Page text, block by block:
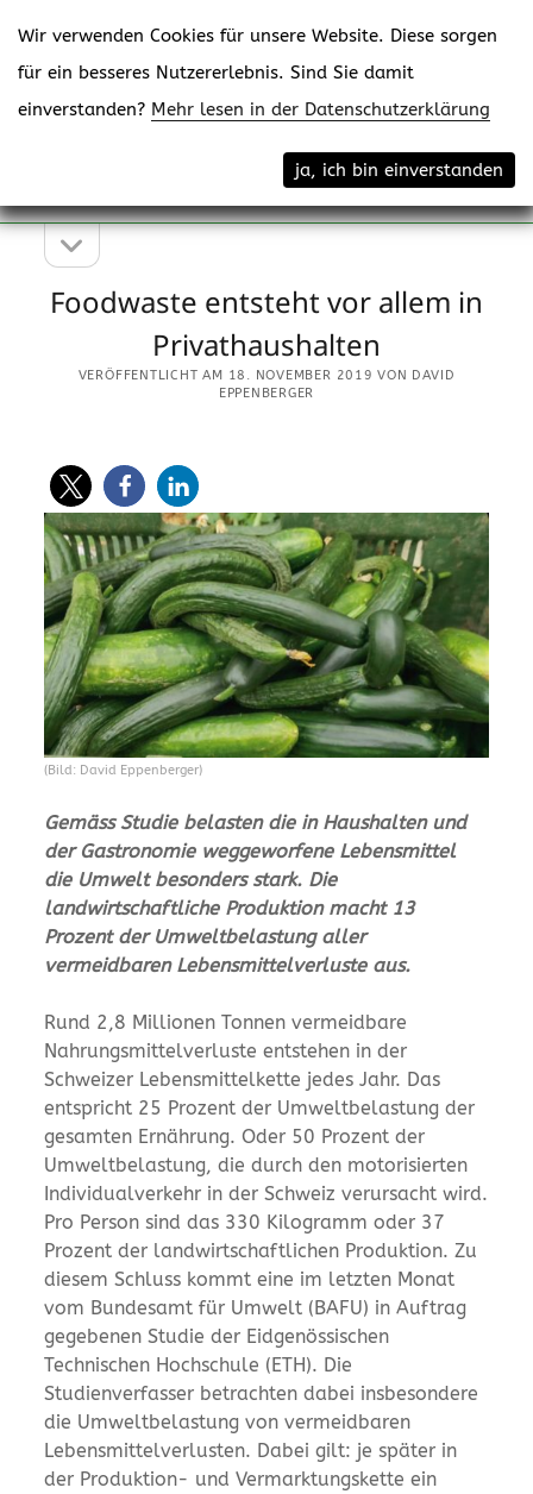
Menü
Seitenleiste
Seitenleiste
öffnen
Foodwaste entsteht vor allem in
Privathaushalten
VERÖFFENTLICHT AM 18. NOVEMBER 2019 VON DAVID
EPPENBERGER
(Bild: David Eppenberger)
Gemäss Studie belasten die in Haushalten und
der Gastronomie weggeworfene Lebensmittel
die Umwelt besonders stark. Die
landwirtschaftliche Produktion macht 13
Prozent der Umweltbelastung aller
vermeidbaren Lebensmittelverluste aus.
Rund 2,8 Millionen Tonnen vermeidbare
Nahrungsmittelverluste entstehen in der
Schweizer Lebensmittelkette jedes Jahr. Das
entspricht 25 Prozent der Umweltbelastung der
gesamten Ernährung. Oder 50 Prozent der
Umweltbelastung, die durch den motorisierten
Individualverkehr in der Schweiz verursacht wird.
Pro Person sind das 330 Kilogramm oder 37
Prozent der landwirtschaftlichen Produktion. Zu
diesem Schluss kommt eine im letzten Monat
vom Bundesamt für Umwelt (BAFU) in Auftrag
gegebenen Studie der Eidgenössischen
Technischen Hochschule (ETH). Die
Studienverfasser betrachten dabei insbesondere
die Umweltbelastung von vermeidbaren
Lebensmittelverlusten. Dabei gilt: je später in
der Produktion- und Vermarktungskette ein
Wir verwenden Cookies für unsere Website. Diese sorgen
für ein besseres Nutzererlebnis. Sind Sie damit
einverstanden? Mehr lesen in der Datenschutzerklärung
ja, ich bin einverstanden